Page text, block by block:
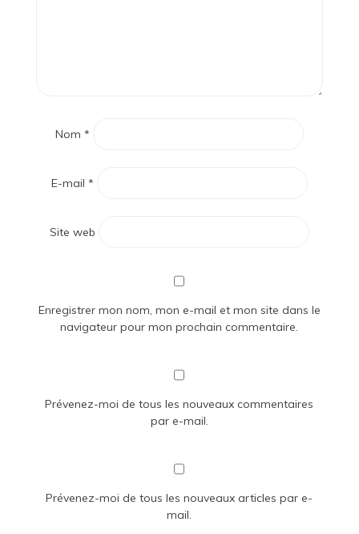
Nom *
E-mail *
Site web
Enregistrer mon nom, mon e-mail et mon site dans le
navigateur pour mon prochain commentaire.
Prévenez-moi de tous les nouveaux commentaires
par e-mail.
Prévenez-moi de tous les nouveaux articles par e-
mail.